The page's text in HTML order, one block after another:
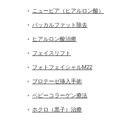
ニュービア（ヒアルロン酸）
バッカルファット除去
ヒアルロン酸治療
フェイスリフト
フォトフェイシャルM22
プロテーゼ挿入手術
ベビーコラーゲン療法
ホクロ（黒子）治療